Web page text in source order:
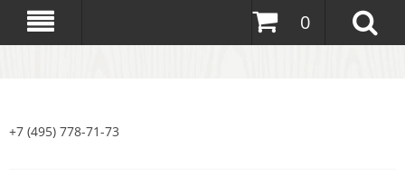
0
+7 (495) 778-71-73